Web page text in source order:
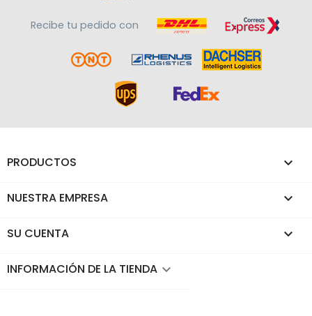
Recibe tu pedido con
PRODUCTOS 
NUESTRA EMPRESA 
SU CUENTA 
INFORMACIÓN DE LA TIENDA keyboard_arrow_down